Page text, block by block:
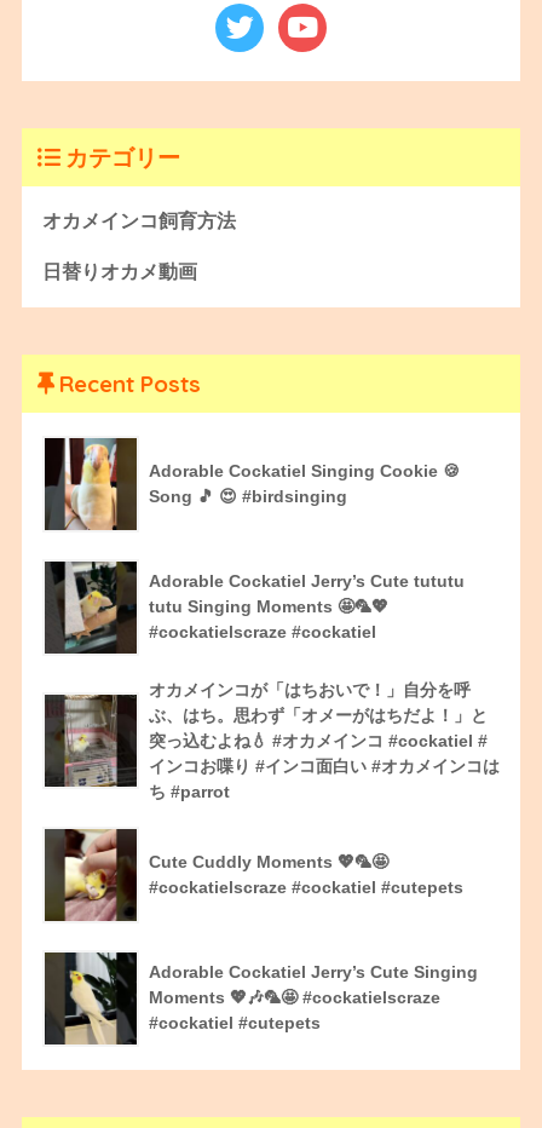
カテゴリー
オカメインコ飼育方法
日替りオカメ動画
Recent Posts
Adorable Cockatiel Singing Cookie 🍪
Song 🎵 😍 #birdsinging
Adorable Cockatiel Jerry’s Cute tututu
tutu Singing Moments 🤩🦜💖
#cockatielscraze #cockatiel
オカメインコが「はちおいで！」自分を呼
ぶ、はち。思わず「オメーがはちだよ！」と
突っ込むよね💧 #オカメインコ #cockatiel #
インコお喋り #インコ面白い #オカメインコは
ち #parrot
Cute Cuddly Moments 💖🦜🤩
#cockatielscraze #cockatiel #cutepets
Adorable Cockatiel Jerry’s Cute Singing
Moments 💖🎶🦜🤩 #cockatielscraze
#cockatiel #cutepets